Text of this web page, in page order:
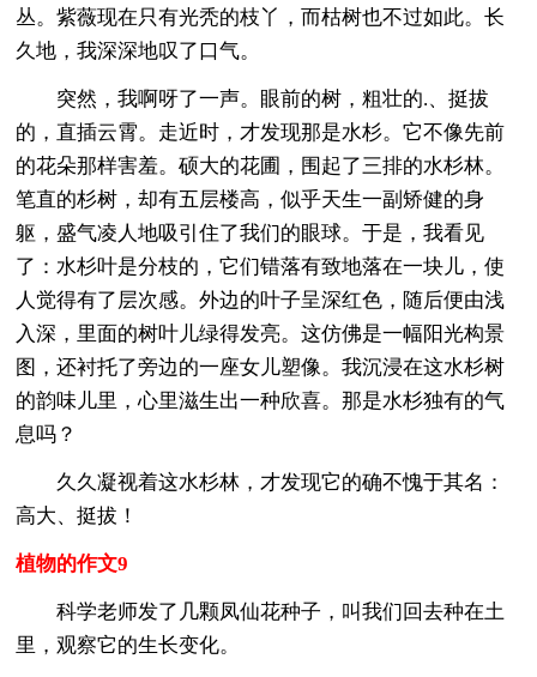
丛。紫薇现在只有光秃的枝丫，而枯树也不过如此。长
久地，我深深地叹了口气。
突然，我啊呀了一声。眼前的树，粗壮的.、挺拔
的，直插云霄。走近时，才发现那是水杉。它不像先前
的花朵那样害羞。硕大的花圃，围起了三排的水杉林。
笔直的杉树，却有五层楼高，似乎天生一副矫健的身
躯，盛气凌人地吸引住了我们的眼球。于是，我看见
了：水杉叶是分枝的，它们错落有致地落在一块儿，使
人觉得有了层次感。外边的叶子呈深红色，随后便由浅
入深，里面的树叶儿绿得发亮。这仿佛是一幅阳光构景
图，还衬托了旁边的一座女儿塑像。我沉浸在这水杉树
的韵味儿里，心里滋生出一种欣喜。那是水杉独有的气
息吗？
久久凝视着这水杉林，才发现它的确不愧于其名：
高大、挺拔！
植物的作文9
科学老师发了几颗凤仙花种子，叫我们回去种在土
里，观察它的生长变化。